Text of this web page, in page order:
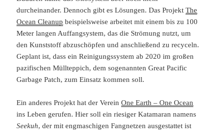
durcheinander. Dennoch gibt es Lösungen. Das ProjektThe
Ocean Cleanup beispielsweise arbeitet mit einem bis zu 100
Meter langen Auffangsystem, das die Strömung nutzt, um
den Kunststoff abzuschöpfen und anschließend zu recyceln.
Geplant ist, dass ein Reinigungssystem ab 2020 im großen
pazifischen Müllteppich, dem sogenannten Great Pacific
Garbage Patch, zum Einsatz kommen soll.
Ein anderes Projekt hat der VereinOne Earth – One Ocean
ins Leben gerufen. Hier soll ein riesiger Katamaran namens
Seekuh, der mit engmaschigen Fangnetzen ausgestattet ist